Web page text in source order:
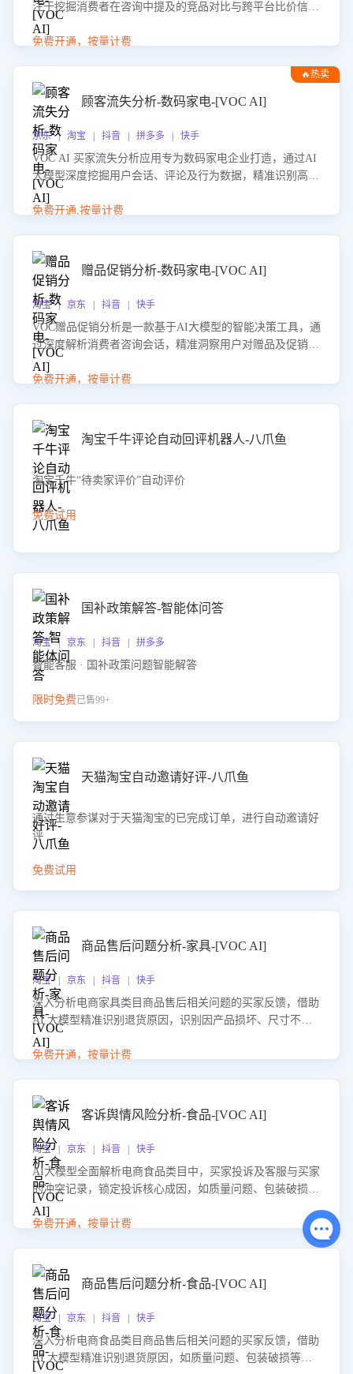
注于挖掘消费者在咨询中提及的竞品对比与跨平台比价信
息。该应用能够精准识别被频繁对比的竞品品牌、咨询量、
商品信息，进行多维度交叉对比，并分析消费者的比价行
企业优化营销话术、突出产品与服务优势，有效提升咨询转
化率，避免陷入单纯价格竞争，实现精准扬长避短。
免费开通，按量计费
🔥热卖
顾客流失分析-数码家电-[VOC AI]
京东 | 淘宝 | 抖音 | 拼多多 | 快手
VOC AI 买家流失分析应用专为数码家电企业打造，通过AI
大模型深度挖掘用户会话、评论及行为数据，精准识别高流
失风险客户，并定位流失原因：包括产品质量缺陷、售后响
应延迟、竞品价格冲击等。系统自动输出可落地的挽回策
免费开通,按量计费
赠品促销分析-数码家电-[VOC AI]
淘宝 | 京东 | 抖音 | 快手
VOC赠品促销分析是一款基于AI大模型的智能决策工具，通
过深度解析消费者咨询会话，精准洞察用户对赠品及促销政
策的真实偏好与需求。该应用可识别高吸引力赠品和热门促
销诉求，帮助企业制定个性化赠品组合策略，优化资源投放
免费开通，按量计费
淘宝千牛评论自动回评机器人-八爪鱼
淘宝千牛“待卖家评价”自动评价
免费试用
国补政策解答-智能体问答
淘宝 | 京东 | 抖音 | 拼多多
智能客服 · 国补政策问题智能解答
限时免费已售99+
天猫淘宝自动邀请好评-八爪鱼
通过生意参谋对于天猫淘宝的已完成订单，进行自动邀请好
评
免费试用
商品售后问题分析-家具-[VOC AI]
淘宝 | 京东 | 抖音 | 快手
深入分析电商家具类目商品售后相关问题的买家反馈，借助
AI 大模型精准识别退货原因，识别因产品损坏、尺寸不符
等导致的退货原因，给出全方位优化产品与服务的建议，助
力商家优化产品或服务，实现销售额的显著提升。
免费开通，按量计费
客诉舆情风险分析-食品-[VOC AI]
淘宝 | 京东 | 抖音 | 快手
AI大模型全面解析电商食品类目中，买家投诉及客服与买家
的冲突记录，锁定投诉核心成因，如质量问题、包装破损
等。同时，评估客服处理效果，生成优化策略，助力商家前
置差评防控，提升客户满意度。
免费开通，按量计费
商品售后问题分析-食品-[VOC AI]
淘宝 | 京东 | 抖音 | 快手
深入分析电商食品类目商品售后相关问题的买家反馈，借助
AI 大模型精准识别退货原因，如质量问题、包装破损等，